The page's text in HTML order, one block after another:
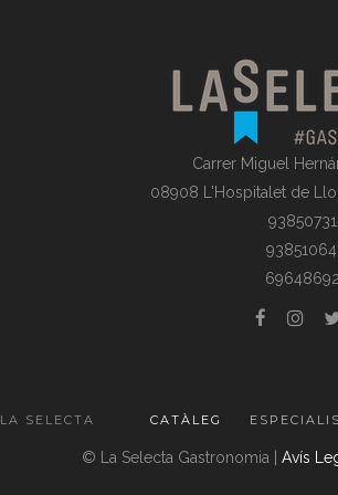
Carrer Miguel
08908 L'Hospitalet de
LA SELECTA CATÀLEG
© La Selecta Gastronomia | Avís